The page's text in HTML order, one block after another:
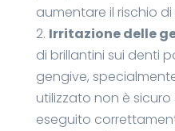
aumentare il rischio di
2. Irritazione delle
di brillantini sui denti
gengive,
utilizzato non è
eseguito